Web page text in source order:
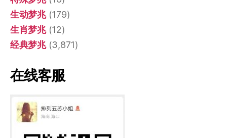
生动梦兆(179)
生肖梦兆(12)
经典梦兆(3,871)
在线客服